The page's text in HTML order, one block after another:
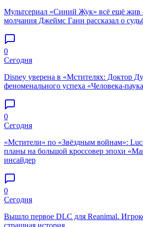
Мультсериал «Синий Жук» всё ещё жив
молчания Джеймс Ганн рассказал о
0
Сегодня
Disney уверена в «Мстителях: Доктор
феноменального успеха «Человека-
0
Сегодня
«Мстители» по «Звёздным войнам»:
планы на большой кроссовер эпохи
инсайдер
0
Сегодня
Вышло первое DLC для Reanimal.